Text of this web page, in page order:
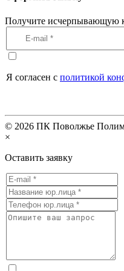
Получите исчерпывающую
Я согласен с политикой
© 2026 ПК Поволжье
×
Оставить заявку